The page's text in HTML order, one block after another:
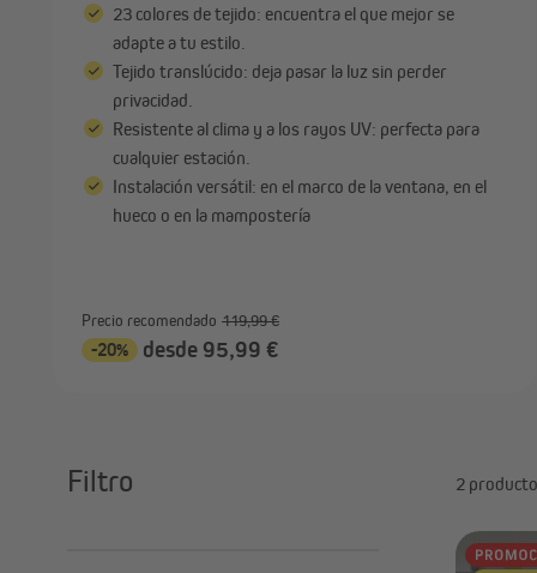
23 colores de tejido: encuentra el que mejor se
adapte a tu estilo.
Tejido translúcido: deja pasar la luz sin perder
privacidad.
Resistente al clima y a los rayos UV: perfecta para
cualquier estación.
Instalación versátil: en el marco de la ventana, en el
hueco o en la mampostería
Precio recomendado 119,99 €
-20% desde 95,99 €
Filtro 2